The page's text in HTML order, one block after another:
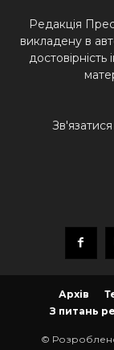
Редакція
викладену в
Архів
З питань
©